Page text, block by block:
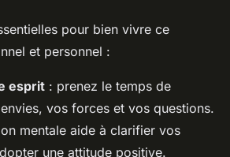
pour bien vivre ce
et personnel :
esprit : prenez le temps de
vos forces et vos questions.
mentale aide à clarifier vos
une attitude positive.